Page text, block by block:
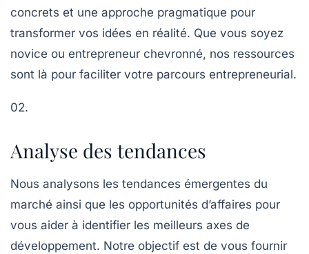
concrets et une approche pragmatique pour
transformer vos idées en réalité. Que vous soyez
novice ou entrepreneur chevronné, nos ressources
sont là pour faciliter votre parcours entrepreneurial.
02.
Analyse des tendances
Nous analysons les tendances émergentes du
marché ainsi que les opportunités d’affaires pour
vous aider à identifier les meilleurs axes de
développement. Notre objectif est de vous fournir